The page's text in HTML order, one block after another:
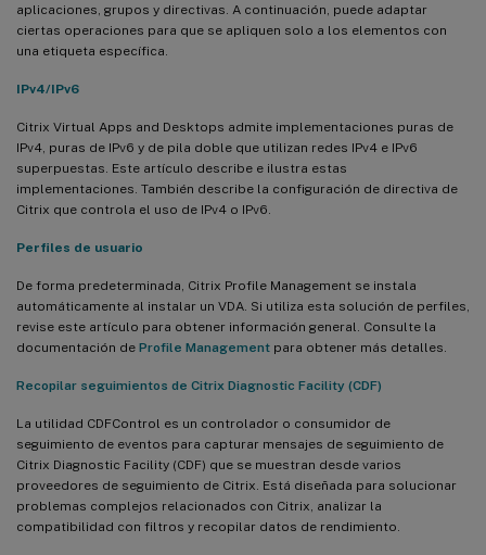
aplicaciones, grupos y directivas. A continuación, puede adaptar
ciertas operaciones para que se apliquen solo a los elementos con
una etiqueta específica.
IPv4/IPv6
Citrix Virtual Apps and Desktops admite implementaciones puras de
IPv4, puras de IPv6 y de pila doble que utilizan redes IPv4 e IPv6
superpuestas. Este artículo describe e ilustra estas
implementaciones. También describe la configuración de directiva de
Citrix que controla el uso de IPv4 o IPv6.
Perfiles de usuario
De forma predeterminada, Citrix Profile Management se instala
automáticamente al instalar un VDA. Si utiliza esta solución de perfiles,
revise este artículo para obtener información general. Consulte la
documentación de Profile Management para obtener más detalles.
Recopilar seguimientos de Citrix Diagnostic Facility (CDF)
La utilidad CDFControl es un controlador o consumidor de
seguimiento de eventos para capturar mensajes de seguimiento de
Citrix Diagnostic Facility (CDF) que se muestran desde varios
proveedores de seguimiento de Citrix. Está diseñada para solucionar
problemas complejos relacionados con Citrix, analizar la
compatibilidad con filtros y recopilar datos de rendimiento.